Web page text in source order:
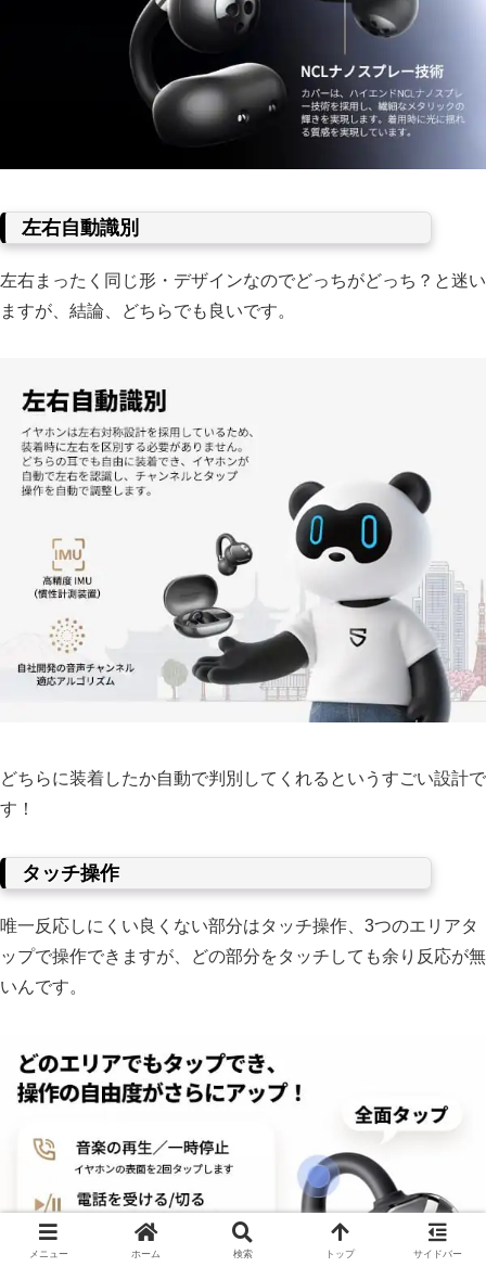
左右自動識別
左右まったく同じ形・デザインなのでどっちがどっち？と迷い
ますが、結論、どちらでも良いです。
どちらに装着したか自動で判別してくれるというすごい設計で
す！
タッチ操作
唯一反応しにくい良くない部分はタッチ操作、3つのエリアタ
ップで操作できますが、どの部分をタッチしても余り反応が無
いんです。
メニュー ホーム 検索 トップ サイドバー